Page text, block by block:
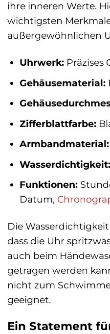
ihre inneren Werte.
wichtigsten
außergewöhnlichen
Uhrwerk:Präzises
Gehäusematerial:
Zifferblattfarbe:
Armbandmaterial:
Wasserdichtigkeit:
Funktionen:
Datum,
Die
dass die Uhr
auch beim
getragen werden
nicht zum
geeignet.
Ein Statement